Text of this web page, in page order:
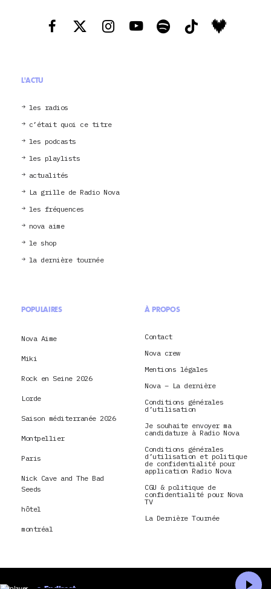
L'ACTU
les radios
c’était quoi ce titre
les podcasts
les playlists
actualités
La grille de Radio Nova
les fréquences
nova aime
le shop
la dernière tournée
POPULAIRES
Nova Aime
Miki
Rock en Seine 2026
Lorde
Saison méditerranée 2026
Montpellier
Paris
Nick Cave and The Bad
Seeds
hôtel
montréal
À PROPOS
Contact
Nova crew
Mentions légales
Nova – La dernière
Conditions générales
d’utilisation
Je souhaite envoyer ma
candidature à Radio Nova
Conditions générales
d’utilisation et politique
de confidentialité pour
application Radio Nova
CGU & politique de
confidentialité pour Nova
TV
La Dernière Tournée